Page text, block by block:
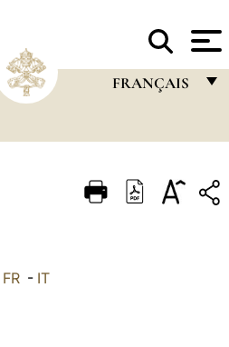
FRANÇAIS
ITALIANO
FR - IT